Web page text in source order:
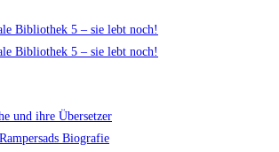
Biblio­thek 5 – sie lebt noch!
Biblio­thek 5 – sie lebt noch!
und ihre Übersetzer
Biografie